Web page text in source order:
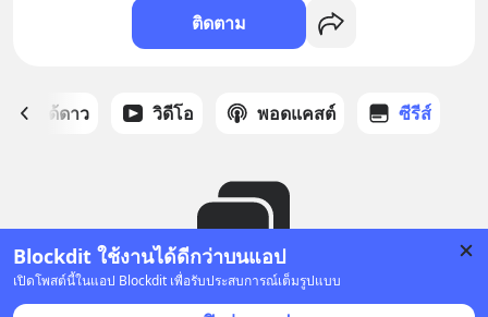
Blockdit ใช้งานได้ดีกว่าบนแอป
เปิดโพสต์นี้ในแอป Blockdit เพื่อรับประสบการณ์เต็มรูปแบบ
ติดตาม
สต์ที่ได้ดาว วิดีโอ พอดแคสต์ ซีรีส์
ยังไม่มีซีรีส์